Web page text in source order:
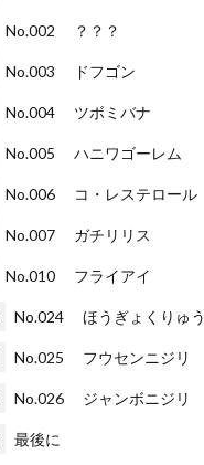
No.002 ？？？
No.003 ドフゴン
No.004 ツボミバナ
No.005 ハニワゴーレム
No.006 コ・レステロール
No.007 ガチリリス
No.010 フライアイ
No.024 ほうぎょくりゅう
No.025 フウセンニジリ
No.026 ジャンボニジリ
最後に